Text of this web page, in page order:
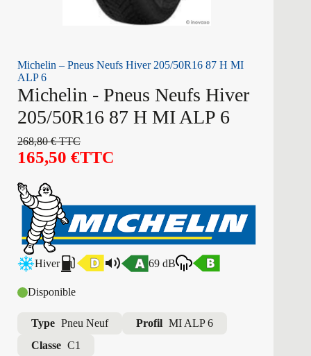
Michelin – Pneus Neufs Hiver 205/50R16 87 H MI
ALP 6
Michelin - Pneus Neufs Hiver
205/50R16 87 H MI ALP 6
268,80€TTC
165,50 €TTC
Hiver 69 dB
Disponible
Type Pneu Neuf Profil MI ALP 6
Classe C1